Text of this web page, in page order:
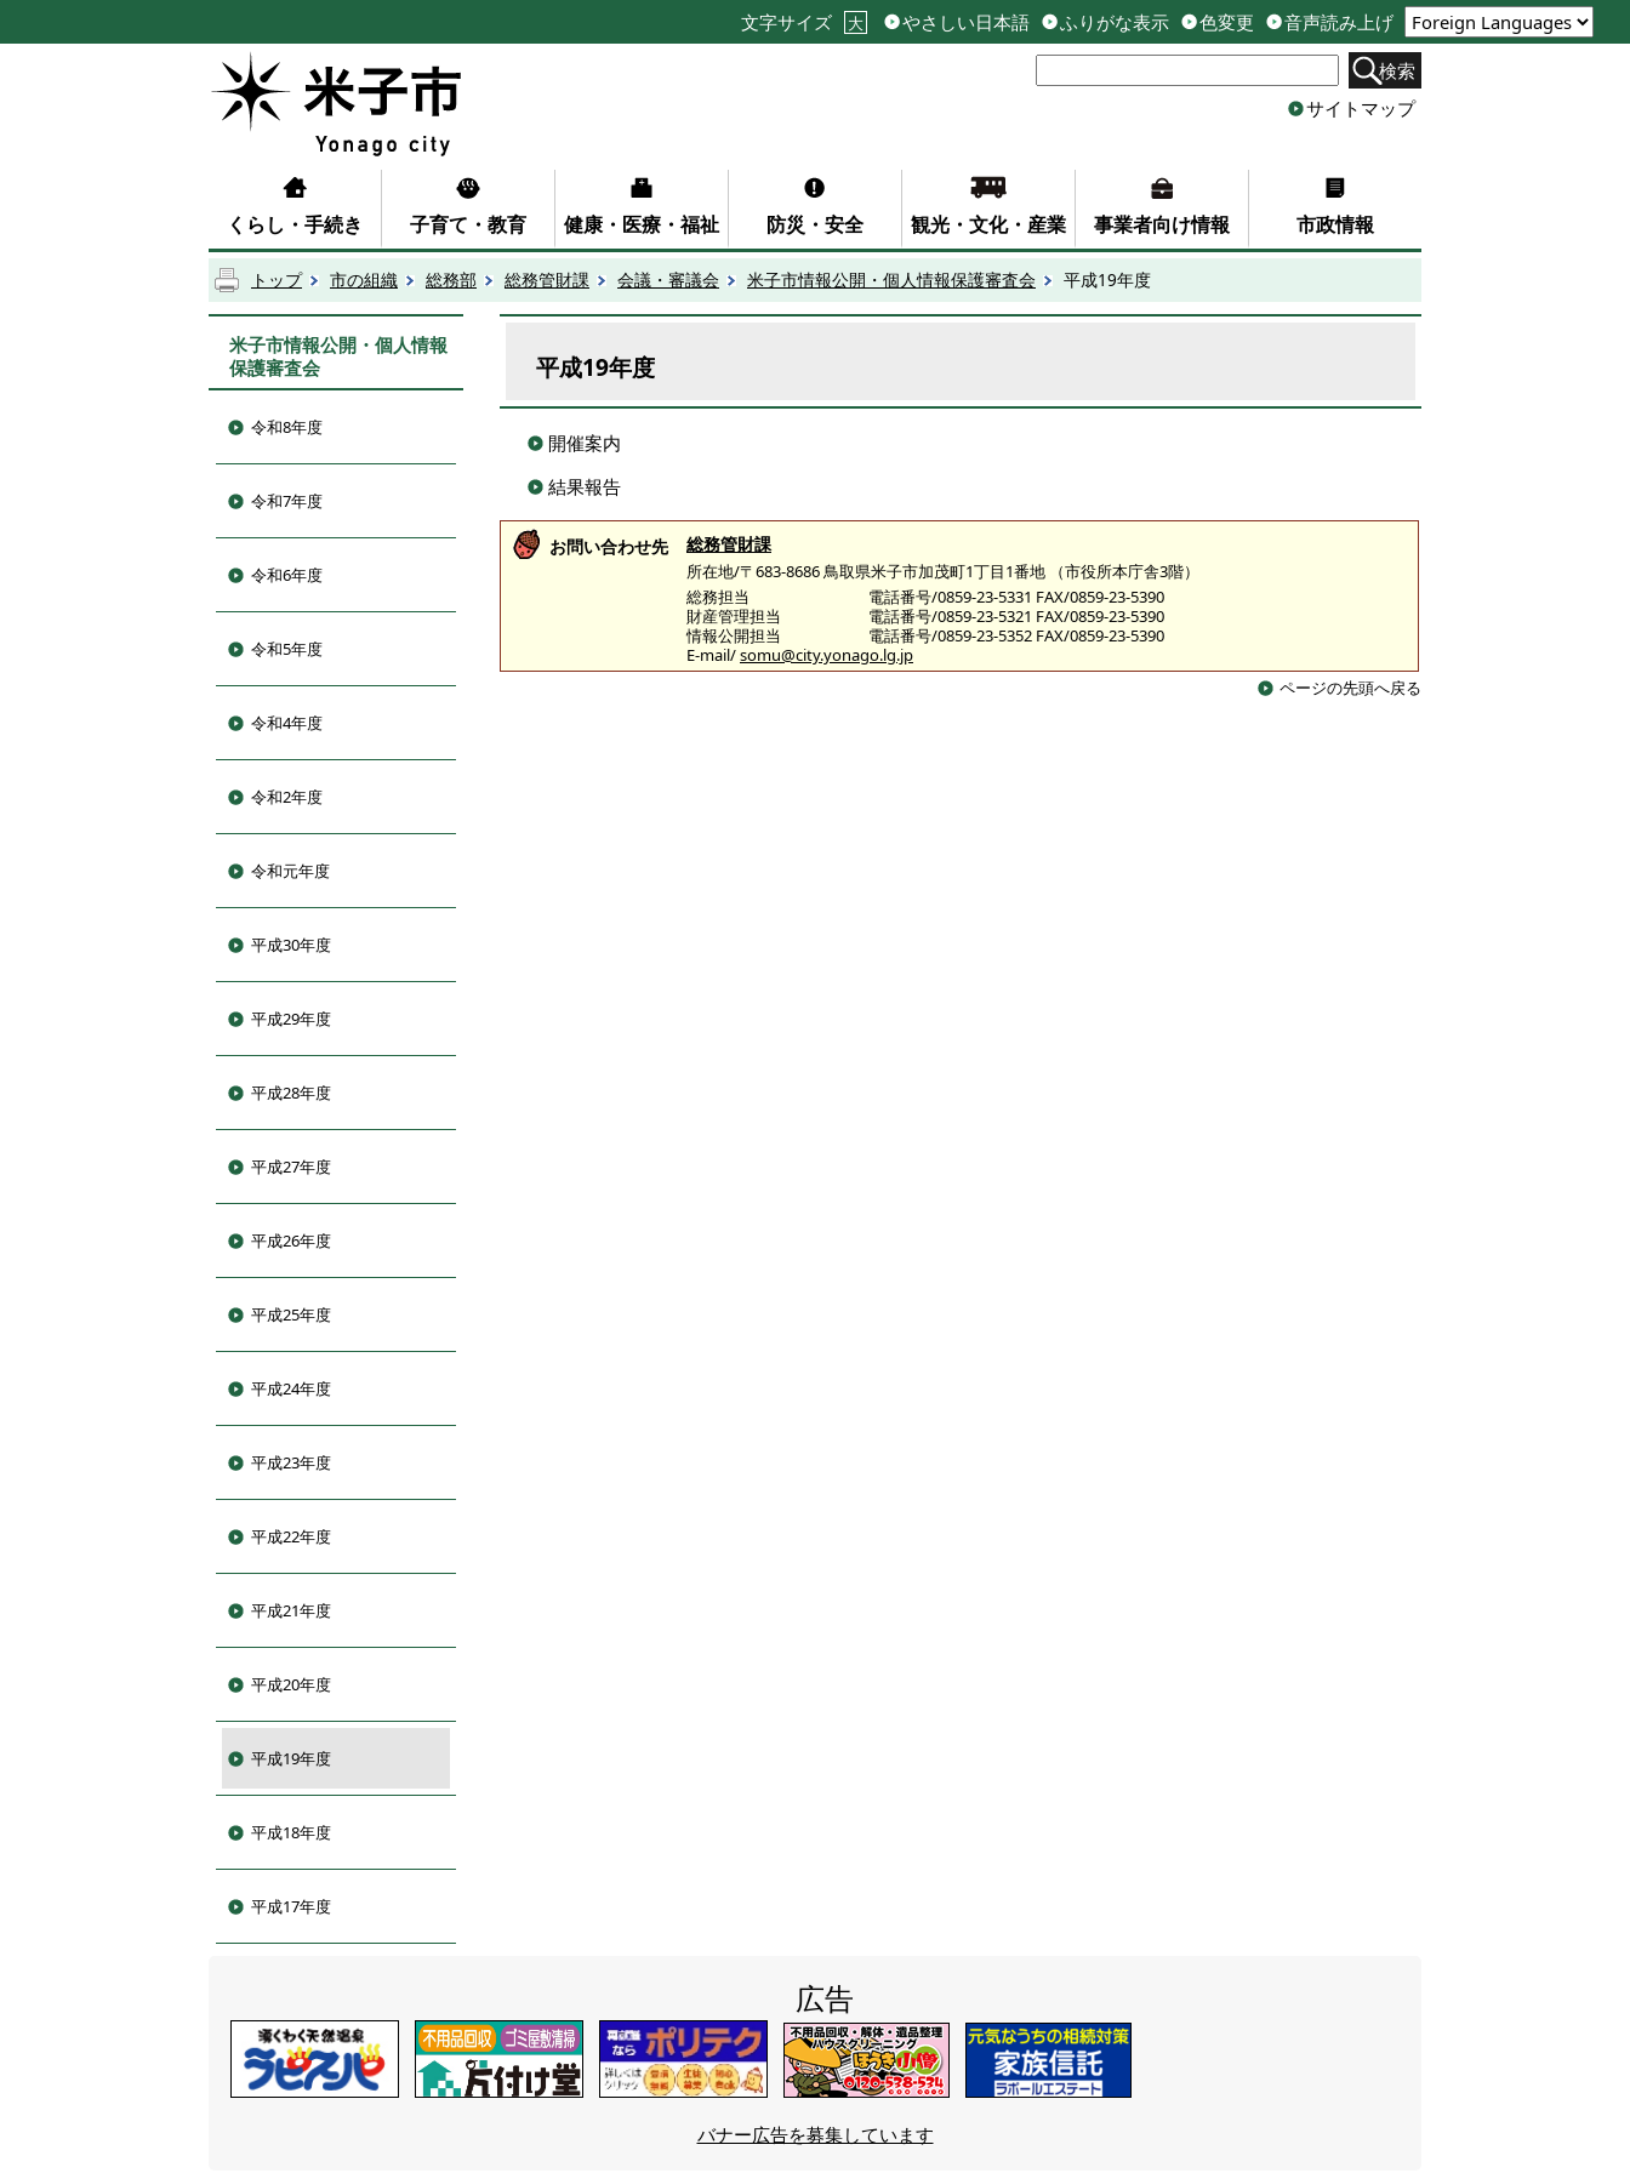
文字サイズ 大 やさしい日本語 ふりがな表示 色変更
音声読み上げ
検索
サイトマップ
くらし・手続き 子育て・教育 健康・医療・福祉 防災・安全 観光・文化・産業 事業者向け情報 市政情報
トップ 市の組織 総務部 総務管財課 会議・審議会 米子市情報公開・個人情報保護審査会 平成19年度
米子市情報公開・個人情報
保護審査会
令和8年度
令和7年度
令和6年度
令和5年度
令和4年度
令和2年度
令和元年度
平成30年度
平成29年度
平成28年度
平成27年度
平成26年度
平成25年度
平成24年度
平成23年度
平成22年度
平成21年度
平成20年度
平成19年度
平成18年度
平成17年度
平成19年度
開催案内
結果報告
お問い合わせ先 総務管財課
所在地/〒683-8686 鳥取県米子市加茂町1丁目1番地 （市役所本庁舎3階）
総務担当
電話番号/0859-23-5331 FAX/0859-23-5390
財産管理担当
電話番号/0859-23-5321 FAX/0859-23-5390
情報公開担当
電話番号/0859-23-5352 FAX/0859-23-5390
E-mail/somu@city.yonago.lg.jp
ページの先頭へ戻る
広告
バナー広告を募集しています